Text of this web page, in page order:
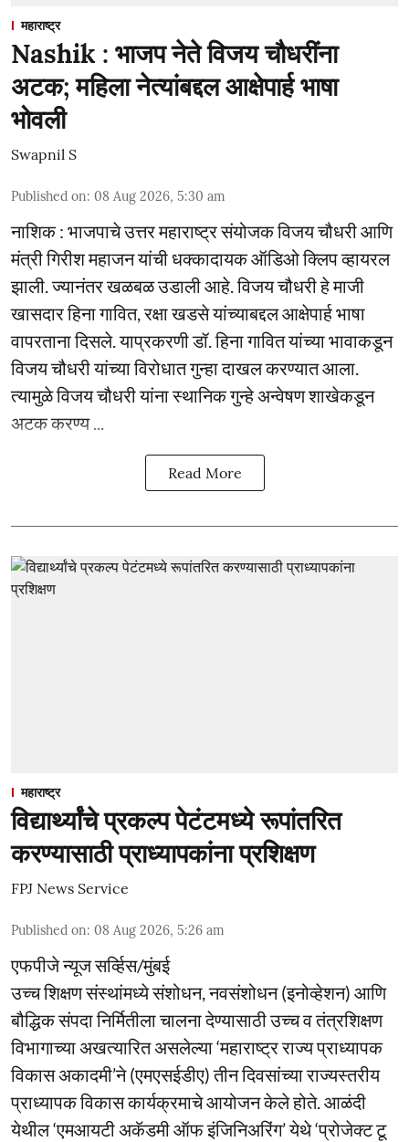
महाराष्ट्र
Nashik : भाजप नेते विजय चौधरींना
अटक; महिला नेत्यांबद्दल आक्षेपार्ह भाषा
भोवली
Swapnil S
Published on: 08 Aug 2026, 5:30 am
नाशिक : भाजपाचे उत्तर महाराष्ट्र संयोजक विजय चौधरी आणि
मंत्री गिरीश महाजन यांची धक्कादायक ऑडिओ क्लिप व्हायरल
झाली. ज्यानंतर खळबळ उडाली आहे. विजय चौधरी हे माजी
खासदार हिना गावित, रक्षा खडसे यांच्याबद्दल आक्षेपार्ह भाषा
वापरताना दिसले. याप्रकरणी डॉ. हिना गावित यांच्या भावाकडून
विजय चौधरी यांच्या विरोधात गुन्हा दाखल करण्यात आला.
त्यामुळे विजय चौधरी यांना स्थानिक गुन्हे अन्वेषण शाखेकडून
अटक करण्य ...
Read More
महाराष्ट्र
विद्यार्थ्यांचे प्रकल्प पेटंटमध्ये रूपांतरित
करण्यासाठी प्राध्यापकांना प्रशिक्षण
FPJ News Service
Published on: 08 Aug 2026, 5:26 am
एफपीजे न्यूज सर्व्हिस/मुंबई
उच्च शिक्षण संस्थांमध्ये संशोधन, नवसंशोधन (इनोव्हेशन) आणि
बौद्धिक संपदा निर्मितीला चालना देण्यासाठी उच्च व तंत्रशिक्षण
विभागाच्या अखत्यारित असलेल्या ‘महाराष्ट्र राज्य प्राध्यापक
विकास अकादमी’ने (एमएसईडीए) तीन दिवसांच्या राज्यस्तरीय
प्राध्यापक विकास कार्यक्रमाचे आयोजन केले होते. आळंदी
येथील ‘एमआयटी अकॅडमी ऑफ इंजिनिअरिंग’ येथे ‘प्रोजेक्ट टू